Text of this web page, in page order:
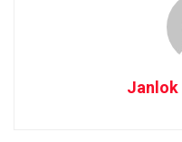
Janlok